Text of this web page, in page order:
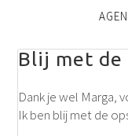
Blij met
Dank je wel Marga,
Ik ben blij met de